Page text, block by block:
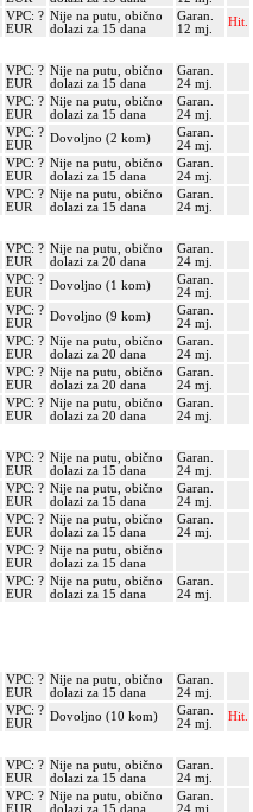
VPC: ?
EUR
Nije na putu, obično
dolazi za 15 dana
Garan.
12 mj.
Hit.
VPC: ?
EUR
Nije na putu, obično
dolazi za 15 dana
Garan.
24 mj.
VPC: ?
EUR
Nije na putu, obično
dolazi za 15 dana
Garan.
24 mj.
VPC: ?
EUR
Dovoljno (2 kom)
Garan.
24 mj.
VPC: ?
EUR
Nije na putu, obično
dolazi za 15 dana
Garan.
24 mj.
VPC: ?
EUR
Nije na putu, obično
dolazi za 15 dana
Garan.
24 mj.
VPC: ?
EUR
Nije na putu, obično
dolazi za 20 dana
Garan.
24 mj.
VPC: ?
EUR
Dovoljno (1 kom)
Garan.
24 mj.
VPC: ?
EUR
Dovoljno (9 kom)
Garan.
24 mj.
VPC: ?
EUR
Nije na putu, obično
dolazi za 20 dana
Garan.
24 mj.
VPC: ?
EUR
Nije na putu, obično
dolazi za 20 dana
Garan.
24 mj.
VPC: ?
EUR
Nije na putu, obično
dolazi za 20 dana
Garan.
24 mj.
VPC: ?
EUR
Nije na putu, obično
dolazi za 15 dana
Garan.
24 mj.
VPC: ?
EUR
Nije na putu, obično
dolazi za 15 dana
Garan.
24 mj.
VPC: ?
EUR
Nije na putu, obično
dolazi za 15 dana
Garan.
24 mj.
VPC: ?
EUR
Nije na putu, obično
dolazi za 15 dana
VPC: ?
EUR
Nije na putu, obično
dolazi za 15 dana
Garan.
24 mj.
VPC: ?
EUR
Nije na putu, obično
dolazi za 15 dana
Garan.
24 mj.
VPC: ?
EUR
Dovoljno (10 kom)
Garan.
24 mj.
Hit.
VPC: ?
EUR
Nije na putu, obično
dolazi za 15 dana
Garan.
24 mj.
VPC: ?
EUR
Nije na putu, obično
dolazi za 15 dana
Garan.
24 mj.